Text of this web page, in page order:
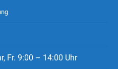
Fr. 9:00 – 14:00 Uhr